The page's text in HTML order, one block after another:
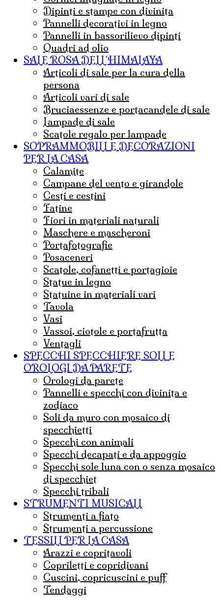
dipinti e stampe con divinita
pannelli decorativi in legno
pannelli in bassorilievo dipinti
quadri ad olio
SALE ROSA DELL'HIMALAYA
articoli di sale per la cura della
persona
articoli vari di sale
bruciaessenze e portacandele di sale
lampade di sale
Scatole regalo per lampade
SOPRAMMOBILI E DECORAZIONI
PER LA CASA
calamite
campane del vento e girandole
cesti e cestini
fatine
fiori in materiali naturali
maschere e mascheroni
portafotografie
posaceneri
scatole, cofanetti e portagioie
statue in legno
statuine in materiali vari
tavola
vasi
vassoi, ciotole e portafrutta
ventagli
SPECCHI SPECCHIERE SOLI E
OROLOGI DA PARETE
orologi da parete
pannelli e specchi con divinita e
zodiaco
soli da muro con mosaico di
specchietti
specchi con animali
specchi decapati e da appoggio
specchi sole luna con o senza mosaico
di specchiet
specchi tribali
STRUMENTI MUSICALI
strumenti a fiato
strumenti a percussione
TESSILI PER LA CASA
arazzi e copritavoli
copriletti e copridivani
cuscini, copricuscini e puff
tendaggi